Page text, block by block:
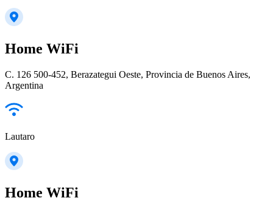
Home WiFi
C. 126 500-452, Berazategui Oeste, Provincia de Buenos Aires,
Argentina
Lautaro
Home WiFi